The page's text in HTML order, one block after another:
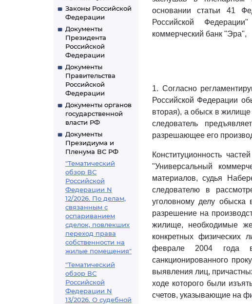
Законы Российской
Федерации
Документы
Президента
Российской
Федерации
Документы
Правительства
Российской
Федерации
Документы органов
государственной
власти РФ
Документы
Президиума и
Пленума ВС РФ
"Тематический
обзор ВС
Российской
Федерации N
12/2026. По делам,
связанным с
оспариванием
сделок, повлекших
переход права
собственности на
жилые помещения"
"Тематический
обзор ВС
Российской
Федерации N
13/2026. О судебной
основании статьи 41
Российской
коммерческий банк "Эра",
1. Согласно
Российской Федерации
вторая), а обыск в жилище
следователь
разрешающее его
Конституционность
"Универсальный
материалов, судья
следователю в
уголовному делу
разрешение на
жилище, необходимые
конкретных физических
феврале 2004 года
санкционированного
выявления лиц,
ходе которого были
счетов, указывающие на